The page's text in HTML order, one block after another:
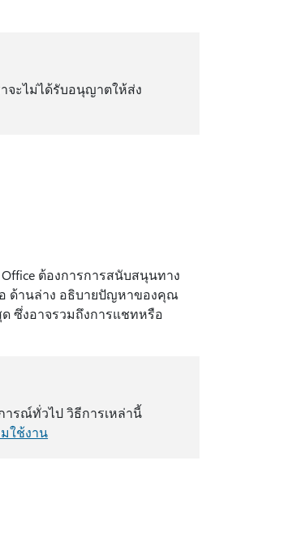
จะไม่ได้รับอนุญาตให้ส่ง
ต้องการการสนับสนุนทาง
อ ด้านล่าง อธิบายปัญหาของคุณ
ซึ่งอาจรวมถึงการแชทหรือ
รณ์ทั่วไป วิธีการเหล่านี้
ใช้งาน